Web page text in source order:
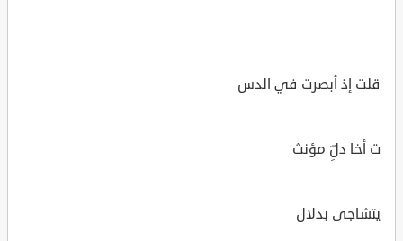
قلت إذ أبصرت في الدس
ت أخا دلِّ مؤنث
يتشاجى بدلال